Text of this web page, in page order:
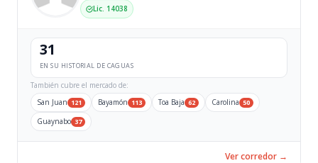
Lic. 14038
31
EN SU HISTORIAL DE CAGUAS
También cubre el mercado de:
San Juan 121 Bayamón 113 Toa Baja 62 Carolina 50
Guaynabo 37
Ver corredor →